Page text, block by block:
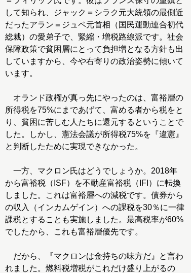
して知られ、ジャック＝シラク元大統領の最側近
だったアラン＝ジュペ元首相（国民運動連合初代
総裁）の愛弟子で、緊縮・増税路線派です。社会
保障政策で貧困層にとって負担増となる方針も出
していますから、今や右寄りの政治姿勢に傾いて
います。
オランド政権が真っ先にやったのは、富裕層の
所得税を75%にまであげて、富める者から税をと
り、貧困に苦しむ人たちに還元するということで
した。しかし、憲法会議が所得税75%を『違憲』
と判断したために実現できなかった。
一方、マクロン氏はどうでしょうか。2018年
から富裕税（ISF）を不動産富裕税（IFI）に転換
しました。これは富裕層への減税です。債券から
の収入（インカムゲイン）への課税を30％に一律
課税とすることも実施しました。最高税率が60%
でしたから、これも富裕層優先です。
だから、『マクロンは金持ちの味方だ』と言わ
れました。燃料税増税がこれだけ盛り上がるの